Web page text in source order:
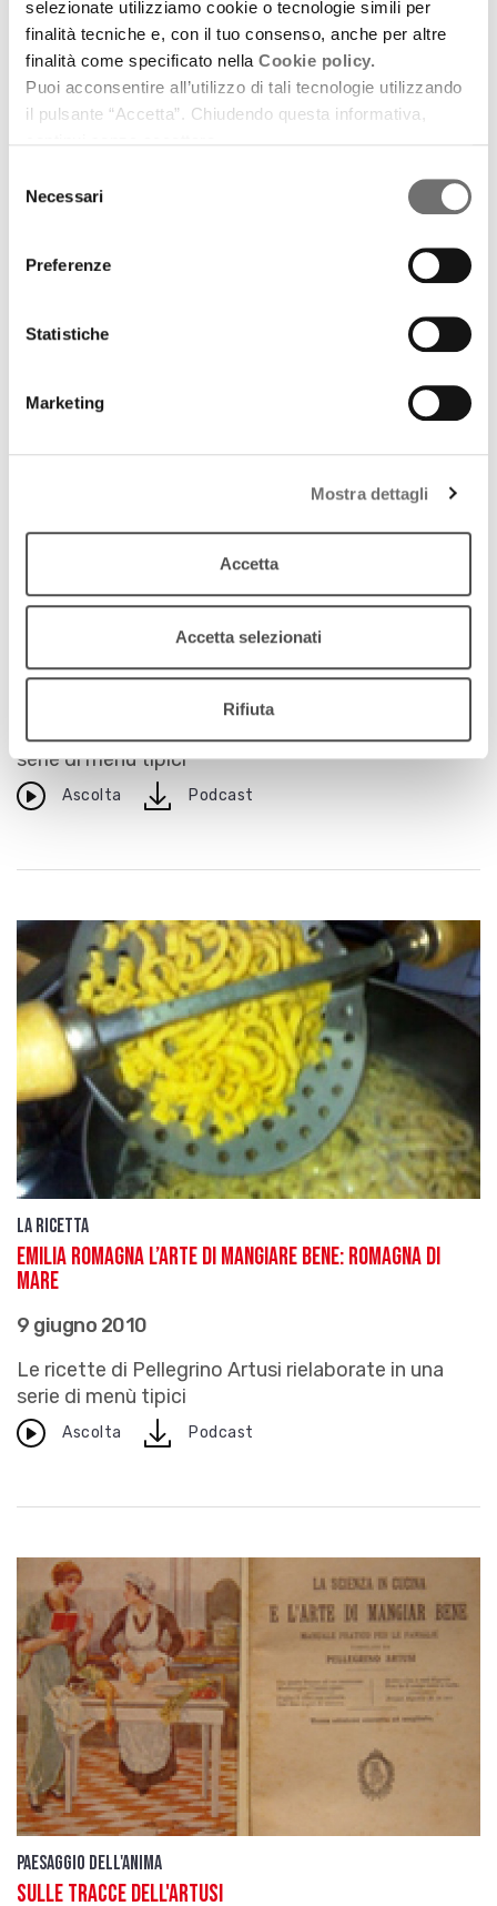
selezionate utilizziamo cookie o tecnologie simili per
finalità tecniche e, con il tuo consenso, anche per altre
finalità come specificato nella Cookie policy.
Puoi acconsentire all’utilizzo di tali tecnologie utilizzando
il pulsante “Accetta”. Chiudendo questa informativa,
delNecessari
Preferenze
Statistiche
Marketing
Mostra dettagli
Accetta
Accetta selezionati
Rifiuta
Archivio / Mani di questa terra
Casa Artusi, dove celebrare scienza e arte della
cucina è di casa
15 luglio 2014
La ricetta
23 giugno 2010
Le ricette di Pellegrino Artusi rielaborate in una
serie di menù tipici
Ascolta downloadPodcast
La ricetta
Emilia Romagna l’arte di mangiare bene: Romagna di
mare
9 giugno 2010
Le ricette di Pellegrino Artusi rielaborate in una
serie di menù tipici
Ascolta downloadPodcast
Paesaggio dell'anima
Sulle tracce dell'Artusi